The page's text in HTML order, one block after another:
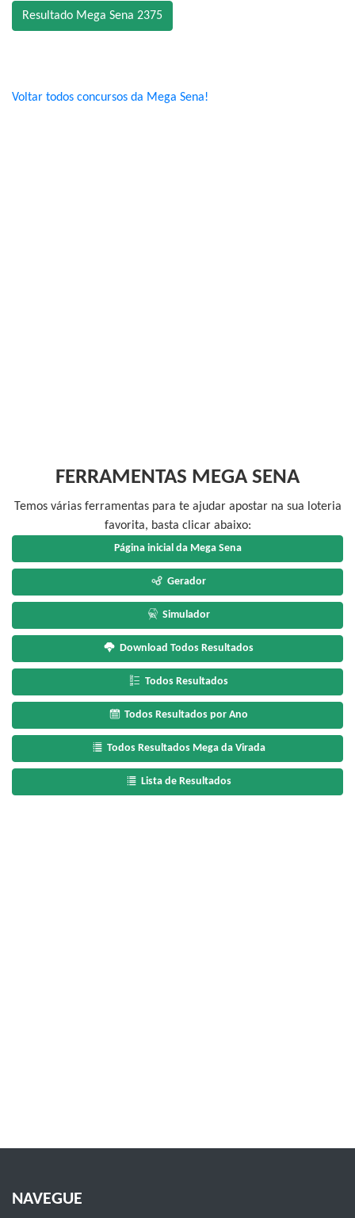
Resultado Mega Sena 2375
Voltar todos concursos da Mega Sena!
FERRAMENTAS MEGA SENA
Temos várias ferramentas para te ajudar apostar na sua loteria
favorita, basta clicar abaixo:
Página inicial da Mega Sena
Gerador
Simulador
Download Todos Resultados
Todos Resultados
Todos Resultados por Ano
Todos Resultados Mega da Virada
Lista de Resultados
NAVEGUE